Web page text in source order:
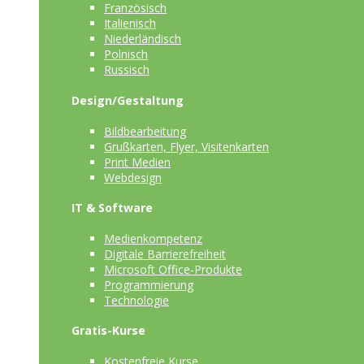
Französisch
Italienisch
Niederländisch
Polnisch
Russisch
Design/Gestaltung
Bildbearbeitung
Grußkarten, Flyer, Visitenkarten
Print Medien
Webdesign
IT & Software
Medienkompetenz
Digitale Barrierefreiheit
Microsoft Office-Produkte
Programmierung
Technologie
Gratis-Kurse